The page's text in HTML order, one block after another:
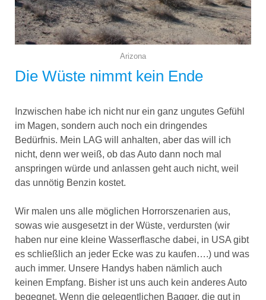
Arizona
Die Wüste nimmt kein Ende
Inzwischen habe ich nicht nur ein ganz ungutes Gefühl
im Magen, sondern auch noch ein dringendes
Bedürfnis. Mein LAG will anhalten, aber das will ich
nicht, denn wer weiß, ob das Auto dann noch mal
anspringen würde und anlassen geht auch nicht, weil
das unnötig Benzin kostet.
Wir malen uns alle möglichen Horrorszenarien aus,
sowas wie ausgesetzt in der Wüste, verdursten (wir
haben nur eine kleine Wasserflasche dabei, in USA gibt
es schließlich an jeder Ecke was zu kaufen….) und was
auch immer. Unsere Handys haben nämlich auch
keinen Empfang. Bisher ist uns auch kein anderes Auto
begegnet. Wenn die gelegentlichen Bagger, die gut in